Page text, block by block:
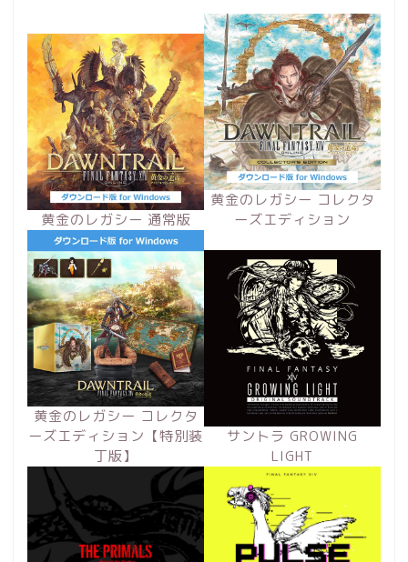
黄金のレガシー 通常版
黄金のレガシー コレクタ
ーズエディション
黄金のレガシー コレクタ
ーズエディション【特別装
丁版】
サントラ GROWING
LIGHT